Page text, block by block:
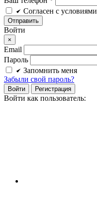
Cогласен c условиями
Войти
×
Email
Пароль
Запомнить меня
Забыли свой пароль?
Войти Регистрация
Войти как пользователь: